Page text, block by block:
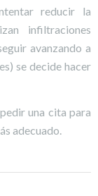
reducir la
infiltraciones
avanzando a
se decide hacer
una cita para
adecuado.